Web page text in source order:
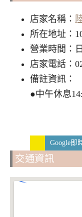
店家名稱：
所在地址：
營業時間：
店家電話：
備註資訊：
●中午休息
Google即
交通資訊